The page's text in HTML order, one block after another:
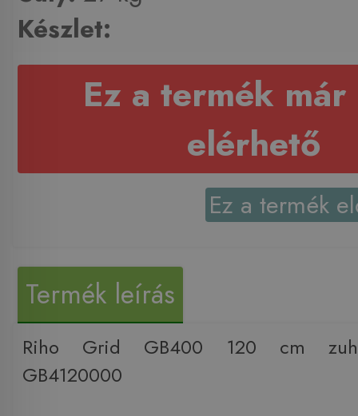
Készlet:
Ez a termék már
elérhető
Ez a termék
Termék leírás
Riho Grid GB400 120 cm
GB4120000